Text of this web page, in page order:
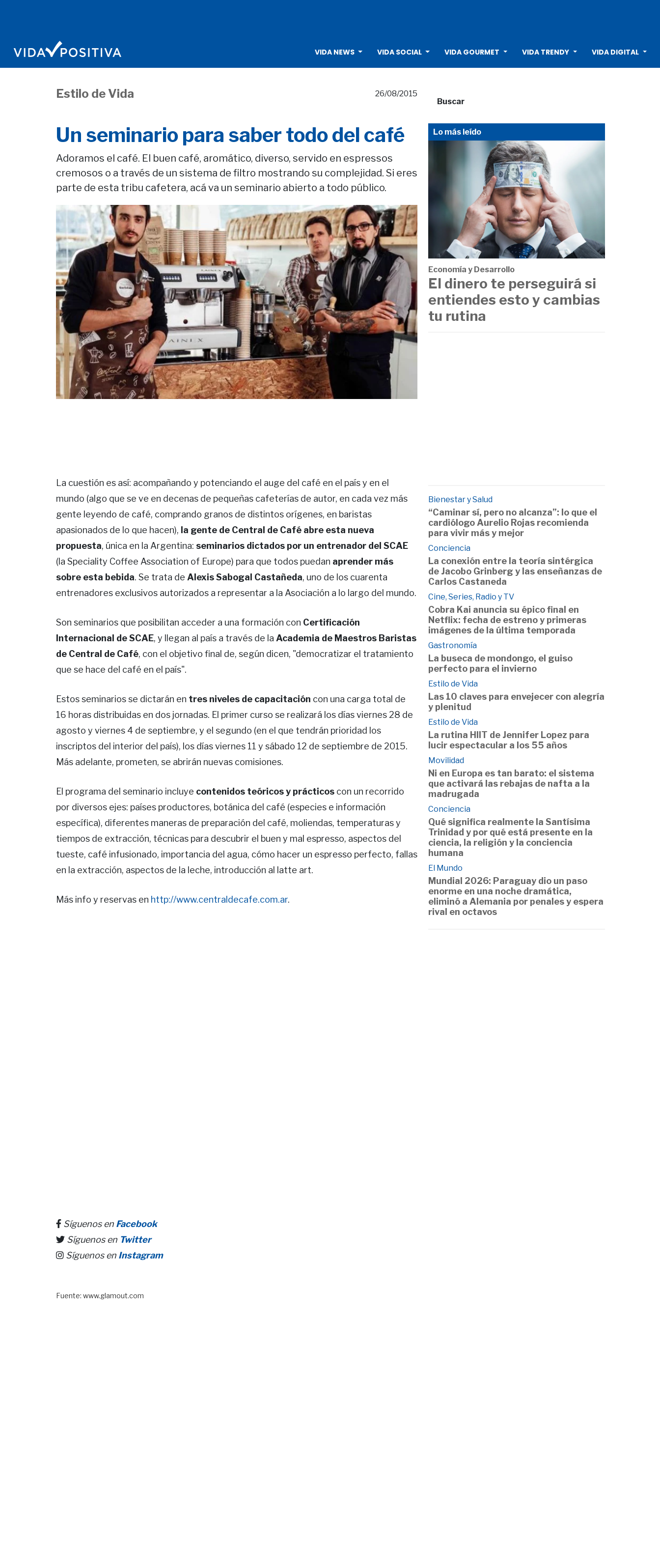
VIDA NEWS VIDA SOCIAL VIDA GOURMET VIDA TRENDY VIDA DIGITAL
Estilo de Vida 26/08/2015
Un seminario para saber todo del café
Adoramos el café. El buen café, aromático, diverso, servido en espressos
cremosos o a través de un sistema de filtro mostrando su complejidad. Si eres
parte de esta tribu cafetera, acá va un seminario abierto a todo público.
La cuestión es así: acompañando y potenciando el auge del café en el país y en el
mundo (algo que se ve en decenas de pequeñas cafeterías de autor, en cada vez más
gente leyendo de café, comprando granos de distintos orígenes, en baristas
apasionados de lo que hacen), la gente de Central de Café abre esta nueva
propuesta, única en la Argentina: seminarios dictados por un entrenador del SCAE
(la Speciality Coffee Association of Europe) para que todos puedan aprender más
sobre esta bebida. Se trata de Alexis Sabogal Castañeda, uno de los cuarenta
entrenadores exclusivos autorizados a representar a la Asociación a lo largo del mundo.
Son seminarios que posibilitan acceder a una formación con Certificación
Internacional de SCAE, y llegan al país a través de la Academia de Maestros Baristas
de Central de Café, con el objetivo final de, según dicen, "democratizar el tratamiento
que se hace del café en el país".
Estos seminarios se dictarán en tres niveles de capacitación con una carga total de
16 horas distribuidas en dos jornadas. El primer curso se realizará los días viernes 28 de
agosto y viernes 4 de septiembre, y el segundo (en el que tendrán prioridad los
inscriptos del interior del país), los días viernes 11 y sábado 12 de septiembre de 2015.
Más adelante, prometen, se abrirán nuevas comisiones.
El programa del seminario incluye contenidos teóricos y prácticos con un recorrido
por diversos ejes: países productores, botánica del café (especies e información
específica), diferentes maneras de preparación del café, moliendas, temperaturas y
tiempos de extracción, técnicas para descubrir el buen y mal espresso, aspectos del
tueste, café infusionado, importancia del agua, cómo hacer un espresso perfecto, fallas
en la extracción, aspectos de la leche, introducción al latte art.
Más info y reservas en http://www.centraldecafe.com.ar.
Síguenos en Facebook
Síguenos en Twitter
Síguenos en Instagram
Fuente: www.glamout.com
Buscar
Lo más leído
Economía y Desarrollo
El dinero te perseguirá si
entiendes esto y cambias
tu rutina
Bienestar y Salud
“Caminar sí, pero no alcanza”: lo que el
cardiólogo Aurelio Rojas recomienda
para vivir más y mejor
Conciencia
La conexión entre la teoría sintérgica
de Jacobo Grinberg y las enseñanzas de
Carlos Castaneda
Cine, Series, Radio y TV
Cobra Kai anuncia su épico final en
Netflix: fecha de estreno y primeras
imágenes de la última temporada
Gastronomía
La buseca de mondongo, el guiso
perfecto para el invierno
Estilo de Vida
Las 10 claves para envejecer con alegría
y plenitud
Estilo de Vida
La rutina HIIT de Jennifer Lopez para
lucir espectacular a los 55 años
Movilidad
Ni en Europa es tan barato: el sistema
que activará las rebajas de nafta a la
madrugada
Conciencia
Qué significa realmente la Santísima
Trinidad y por qué está presente en la
ciencia, la religión y la conciencia
humana
El Mundo
Mundial 2026: Paraguay dio un paso
enorme en una noche dramática,
eliminó a Alemania por penales y espera
rival en octavos